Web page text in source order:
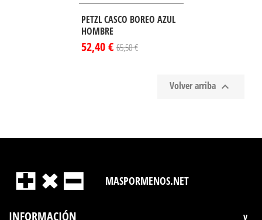
PETZL CASCO BOREO AZUL
HOMBRE
52,40 €65,50 €
Volver arriba 
MASPORMENOS.NET
INFORMACIÓN